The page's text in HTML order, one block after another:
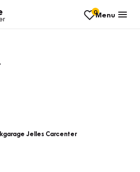
0Menu
Jelles Carcenter